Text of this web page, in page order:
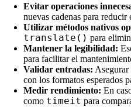
Evitar operaciones
nuevas cadenas para
Utilizar métodos nativos
translate() para
Mantener la legibilidad:
para facilitar el
Validar entradas: Asegurar
con los formatos esperados
Medir rendimiento: En
como timeit para